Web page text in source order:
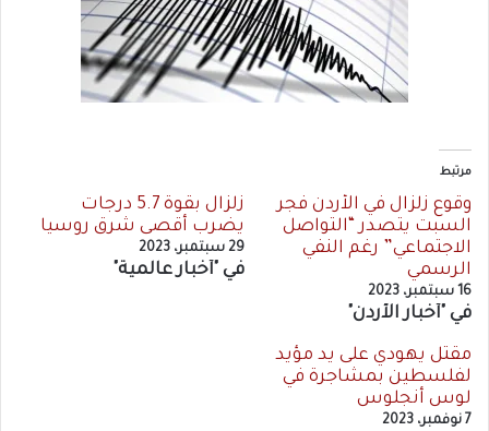
مرتبط
وقوع زلزال في الأردن فجر
السبت يتصدر “التواصل
الاجتماعي” رغم النفي
الرسمي
16 سبتمبر، 2023
في "أخبار الأردن"
زلزال بقوة 5.7 درجات
يضرب أقصى شرق روسيا
29 سبتمبر، 2023
في "أخبار عالمية"
مقتل يهودي على يد مؤيد
لفلسطين بمشاجرة في
لوس أنجلوس
7 نوفمبر، 2023